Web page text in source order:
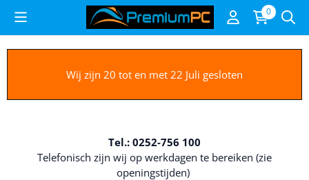
Cookievoorkeuren zijn beschikbaar. Kies instellingen of sta alle
0
Wij zijn 20 tot en met 22 Juli gesloten
Tel.: 0252-756 100
Telefonisch zijn wij op werkdagen te bereiken (zie
openingstijden)